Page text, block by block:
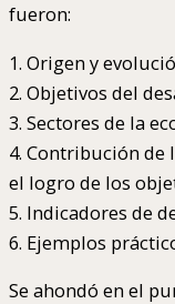
fueron:
1. Origen y
2. Objetivos del
3. Sectores de la
4. Contribución de
el logro de los
5. Indicadores de
6. Ejemplos
Se ahondó en el